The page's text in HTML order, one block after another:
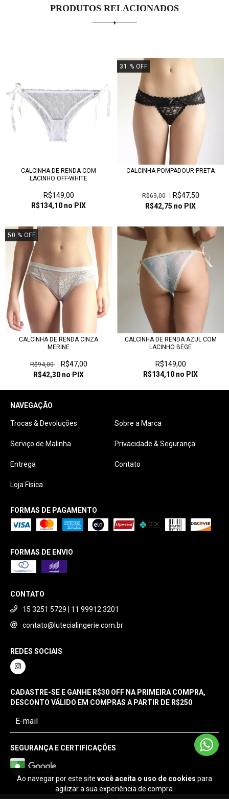
Ao navegar por este site você aceita o uso de cookies para
agilizar a sua experiência de compra.
PRODUTOS RELACIONADOS
CALCINHA DE RENDA COM
LACINHO OFF-WHITE
R$149,00
R$134,10 no PIX
31 % OFF
CALCINHA POMPADOUR PRETA
R$69,00
R$47,50
R$42,75 no PIX
50 % OFF
CALCINHA DE RENDA CINZA
MERINE
R$94,00
R$47,00
R$42,30 no PIX
CALCINHA DE RENDA AZUL COM
LACINHO BEGE
R$149,00
R$134,10 no PIX
NAVEGAÇÃO
Trocas & Devoluções Sobre a Marca
Serviço de Malinha Privacidade & Segurança
Entrega Contato
Loja Física
FORMAS DE PAGAMENTO
FORMAS DE ENVIO
CONTATO
15 3251 5729 | 11 99912 3201
contato@lutecialingerie.com.br
REDES SOCIAIS
CADASTRE-SE E GANHE R$30 OFF NA PRIMEIRA COMPRA,
DESCONTO VÁLIDO EM COMPRAS A PARTIR DE R$250
SEGURANÇA E CERTIFICAÇÕES